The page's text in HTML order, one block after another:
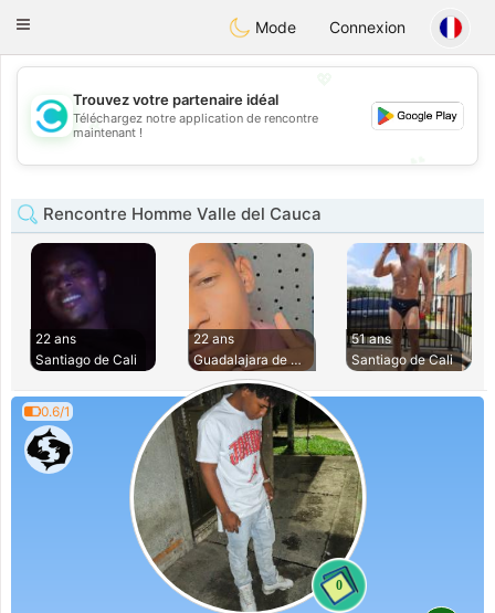
olombiaCitas
Toggle
Mode Connexion
💖
💕
Trouvez votre partenaire idéal
Téléchargez notre application de rencontre
maintenant !
Rencontre Homme Valle del Cauca
22 ans
Santiago de Cali
22 ans
Guadalajara de Bug
51 ans
Santiago de Cali
0.6/1
0